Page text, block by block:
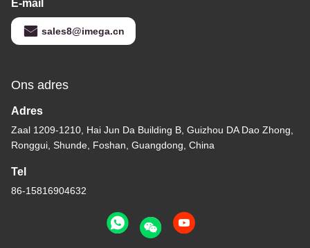
E-mail
sales8@imega.cn
Ons adres
Adres
Zaal 1209-1210, Hai Jun Da Building B, Guizhou DA Dao Zhong,
Ronggui, Shunde, Foshan, Guangdong, China
Tel
86-15816904632